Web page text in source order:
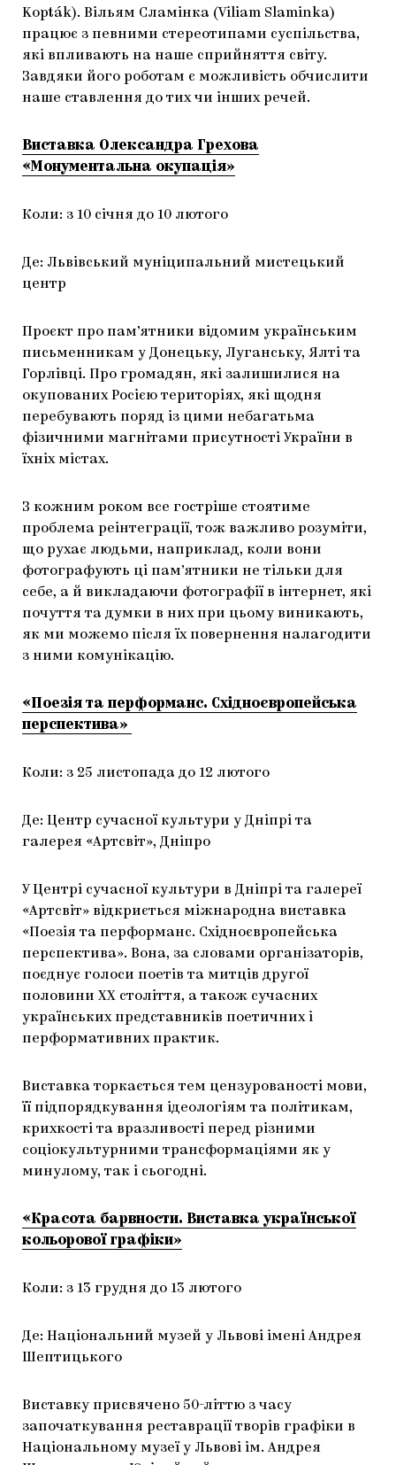
Kopták). Вільям Сламінка (Viliam Slaminka)
працює з певними стереотипами суспільства,
які впливають на наше сприйняття світу.
Завдяки його роботам є можливість обчислити
наше ставлення до тих чи інших речей.
Виставка Олександра Грехова
«Монументальна окупація»
Коли: з 10 січня до 10 лютого
Де: Львівський муніципальний мистецький
центр
Проєкт про пам’ятники відомим українським
письменникам у Донецьку, Луганську, Ялті та
Горлівці. Про громадян, які залишилися на
окупованих Росією територіях, які щодня
перебувають поряд із цими небагатьма
фізичними магнітами присутності України в
їхніх містах.
З кожним роком все гостріше стоятиме
проблема реінтеграції, тож важливо розуміти,
що рухає людьми, наприклад, коли вони
фотографують ці пам’ятники не тільки для
себе, а й викладаючи фотографії в інтернет, які
почуття та думки в них при цьому виникають,
як ми можемо після їх повернення налагодити
з ними комунікацію.
«Поезія та перформанс. Східноєвропейська
перспектива»
Коли: з 25 листопада до 12 лютого
Де: Центр сучасної культури у Дніпрі та
галерея «Артсвіт», Дніпро
У Центрі сучасної культури в Дніпрі та галереї
«Артсвіт» відкриється міжнародна виставка
«Поезія та перформанс. Східноєвропейська
перспектива». Вона, за словами організаторів,
поєднує голоси поетів та митців другої
половини ХХ століття, а також сучасних
українських представників поетичних і
перформативних практик.
Виставка торкається тем цензурованості мови,
її підпорядкування ідеологіям та політикам,
крихкості та вразливості перед різними
соціокультурними трансформаціями як у
минулому, так і сьогодні.
«Красота барвности. Виставка української
кольорової графіки»
Коли: з 13 грудня до 13 лютого
Де: Національний музей у Львові імені Андрея
Шептицького
Виставку присвячено 50-літтю з часу
започаткування реставрації творів графіки в
Національному музеї у Львові ім. Андрея